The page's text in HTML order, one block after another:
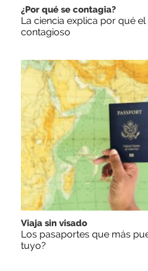
¿Por qué se contagia?
La ciencia explica por qué
contagioso
Viaja sin visado
Los pasaportes que más
tuyo?